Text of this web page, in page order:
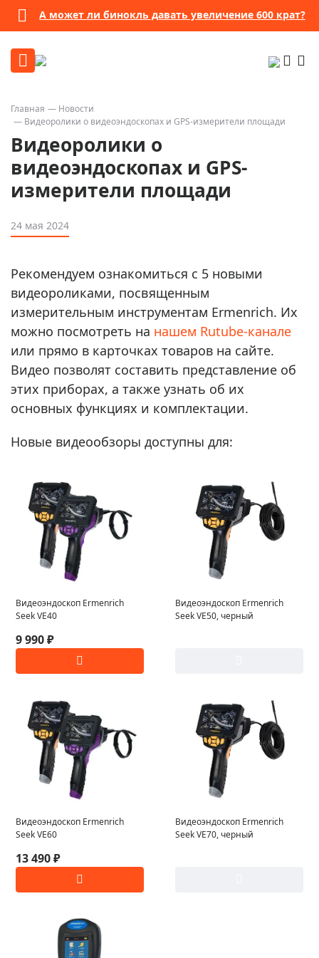
А может ли бинокль давать увеличение 600 крат?
Главная
Новости
Видеоролики о видеоэндоскопах и GPS-измерители площади
Видеоролики о
видеоэндоскопах и GPS-
измерители площади
24 мая 2024
Рекомендуем ознакомиться с 5 новыми
видеороликами, посвященным
измерительным инструментам Ermenrich. Их
можно посмотреть на нашем Rutube-канале
или прямо в карточках товаров на сайте.
Видео позволят составить представление об
этих приборах, а также узнать об их
основных функциях и комплектации.
Новые видеообзоры доступны для:
Видеоэндоскоп Ermenrich
Seek VE40
9 990 ₽
Видеоэндоскоп Ermenrich
Seek VE50, черный
Видеоэндоскоп Ermenrich
Seek VE60
13 490 ₽
Видеоэндоскоп Ermenrich
Seek VE70, черный